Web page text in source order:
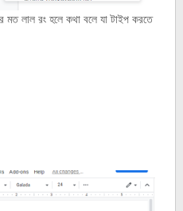
লাল রং হলে কথা বলে যা টাইপ করতে